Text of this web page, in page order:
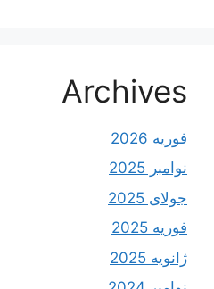
Archives
فوریه 2026
نوامبر 2025
جولای 2025
فوریه 2025
ژانویه 2025